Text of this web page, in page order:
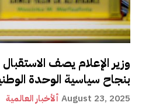
وزير الإعلام يصف
بنجاح سياسية الوحدة
ألأخبار العالمية August 23, 2025